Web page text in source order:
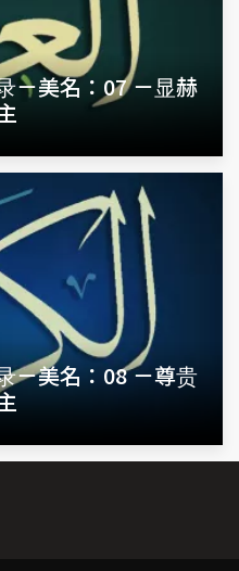
－美名：07 －显赫
－美名：08 －尊贵